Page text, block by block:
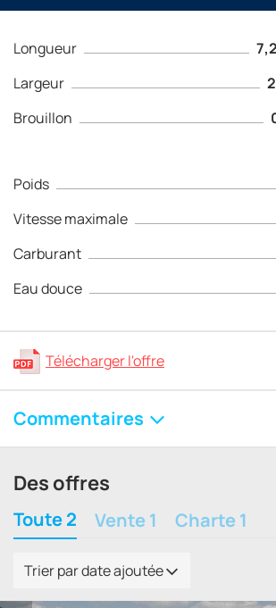
Longueur
Largeur
Brouillon
Poids
Vitesse maximale
Carburant
Eau douce
Télécharger l'offre
Commentaires
Des offres
Toute 2 Vente 1 Charte 1
Trier par date ajoutée